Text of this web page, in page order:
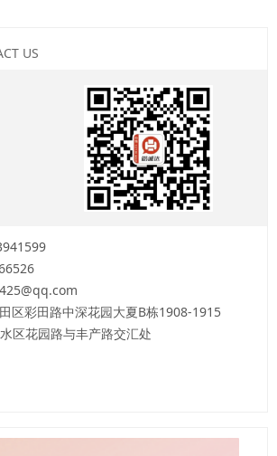
US
区彩田路中深花园大夏B栋1908-1915
区花园路与丰产路交汇处